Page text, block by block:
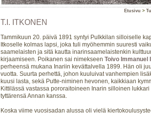
Etusivu >
T.I. ITKONEN
Tammikuun 20. päivä 1891 syntyi Pulkkilan silloiselle
Itkoselle kolmas lapsi, joka tuli myöhemmin suuresti
saamelaisten ja sitä kautta inarinsaamelaistenkin
kirjaamiseen. Poikanen sai nimekseen Toivo Immanuel
perheensä mukana Inariin kevättalvella 1899. Hän oli
vuotta. Suurta perhettä, johon kuuluivat vanhempien
kuusi lasta, sekä Putte-niminen hevonen, kaikkiaan
Kittilässä vastassa pororaitoineen Inarin silloinen lukkari
tyttärensä Annan kanssa.
Koska viime vuosisadan alussa oli vielä